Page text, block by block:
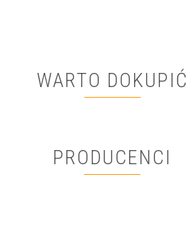
WARTO DOKUPIĆ
PRODUCENCI